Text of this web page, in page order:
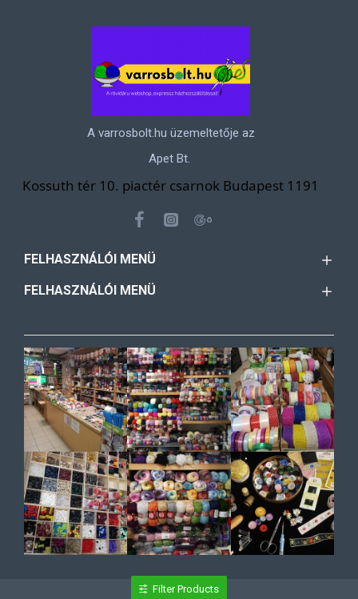
A varrosbolt.hu üzemeltetője az
Apet Bt.
Kossuth tér 10. piactér csarnok Budapest 1191
FELHASZNÁLÓI MENÜ
FELHASZNÁLÓI MENÜ
Filter Products